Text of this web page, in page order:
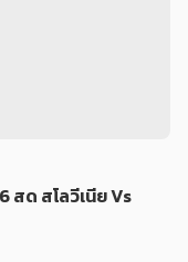
สด สโลวีเนีย Vs